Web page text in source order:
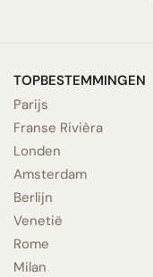
TOPBESTEMMINGEN
Parijs
Franse Rivièra
Londen
Amsterdam
Berlijn
Venetië
Rome
Milan